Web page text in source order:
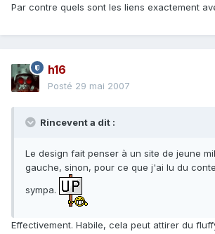
Par contre quels sont les liens exactement
h16
Posté 29 mai 2007
Rincevent a dit :
Le design fait penser à un site de jeune
gauche, sinon, pour ce que j'ai lu du
sympa.
Effectivement. Habile, cela peut attirer du